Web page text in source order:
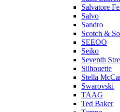
Salvatore
Salvo
Sandro
Scotch &
SEEOO
Seiko
Seventh
Silhouette
Stella
Swarovski
TAAG
Ted Baker